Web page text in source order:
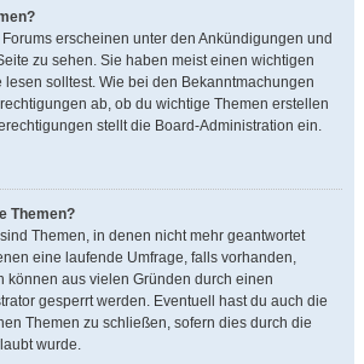
erscheinen unter den Ankündigungen und
zu sehen. Sie haben meist einen wichtigen
lesen solltest. Wie bei den Bekanntmachungen
ab, ob du wichtige Themen erstellen
stellt die Board-Administration ein.
Themen?
Themen, in denen nicht mehr geantwortet
eine laufende Umfrage, falls vorhanden,
können aus vielen Gründen durch einen
gesperrt werden. Eventuell hast du auch die
Themen zu schließen, sofern dies durch die
wurde.